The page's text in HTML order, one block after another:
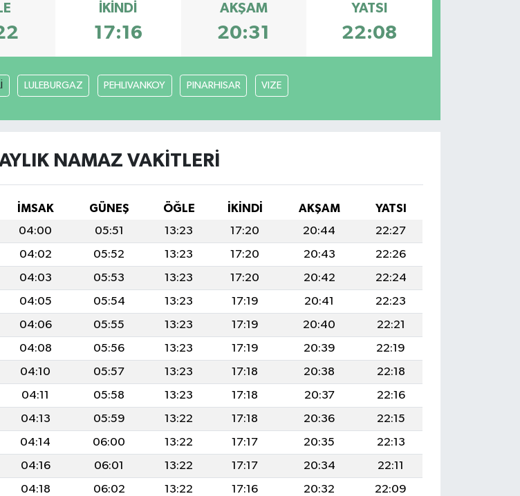
İKINDI
17:16
AKŞAM
20:31
YATSI
22:08
LULEBURGAZ PEHLIVANKOY PINARHISAR VIZE
NAMAZ VAKITLERI
İMSAK GÜNEŞ ÖĞLE İKINDI AKŞAM
YATSI
04:00 05:51 13:23 17:20 20:44
22:27
04:02 05:52 13:23 17:20 20:43
22:26
04:03 05:53 13:23 17:20 20:42
22:24
04:05 05:54 13:23 17:19 20:41
22:23
04:06 05:55 13:23 17:19 20:40
22:21
04:08 05:56 13:23 17:19 20:39
22:19
04:10 05:57 13:23 17:18 20:38
22:18
04:11 05:58 13:23 17:18 20:37
22:16
04:13 05:59 13:22 17:18 20:36
22:15
04:14 06:00 13:22 17:17 20:35
22:13
04:16 06:01 13:22 17:17 20:34
22:11
04:18 06:02 13:22 17:16 20:32
22:09